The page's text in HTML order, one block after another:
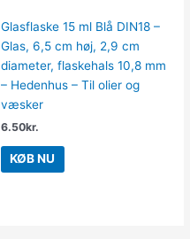
Glasflaske 15 ml Blå DIN18 –
Glas, 6,5 cm høj, 2,9 cm
diameter, flaskehals 10,8 mm
– Hedenhus – Til olier og
væsker
6.50kr.
KØB NU